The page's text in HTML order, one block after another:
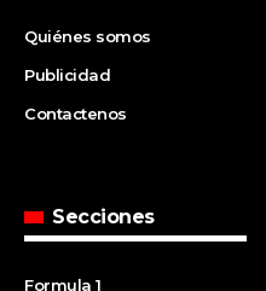
Quiénes somos
Publicidad
Contactenos
Secciones
Formula 1